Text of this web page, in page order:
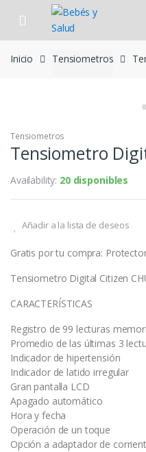
Skip to navigation
Skip to content
Inicio Tensiometros
Tensiometros
Tensiometro
Availability: 20 disponibles
Añadir a la lista de deseos
Gratis por tu compra:
Tensiometro Digital Citizen
CARACTERÍSTICAS
Registro de 99 lecturas
Promedio de las últimas 3
Indicador de hipertensión
Indicador de latido irregular
Gran pantalla LCD
Apagado automático
Hora y fecha
Operación de un toque
Opción a adaptador de